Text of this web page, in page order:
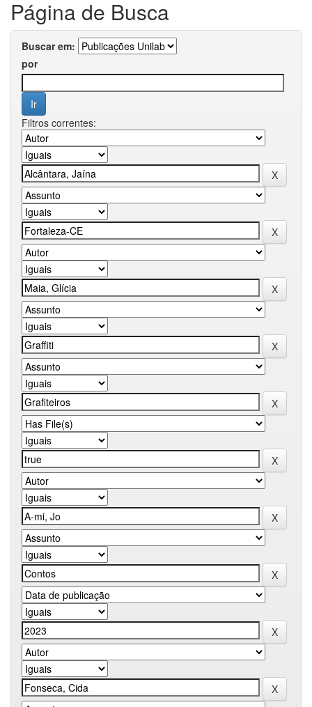
Página de Busca
Buscar em:
por
Filtros correntes: